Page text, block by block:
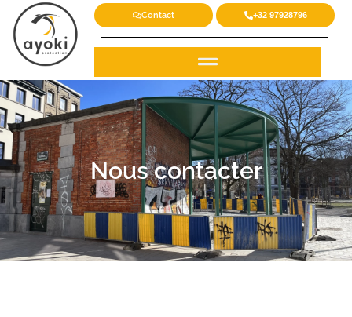
Contact +32 97928796
Nous contacter